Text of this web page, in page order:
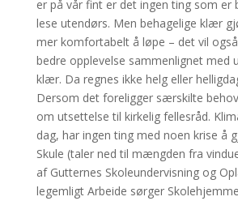
er på vår fint er det ingen ting som er
lese utendørs. Men behagelige klær
mer komfortabelt å løpe – det vil
bedre opplevelse sammenlignet med
klær. Da regnes ikke helg eller
Dersom det foreligger særskilte
om utsettelse til kirkelig fellesråd.
dag, har ingen ting med noen krise å
Skule (taler ned til mængden fra
af Gutternes Skoleundervisning og
legemligt Arbeide sørger